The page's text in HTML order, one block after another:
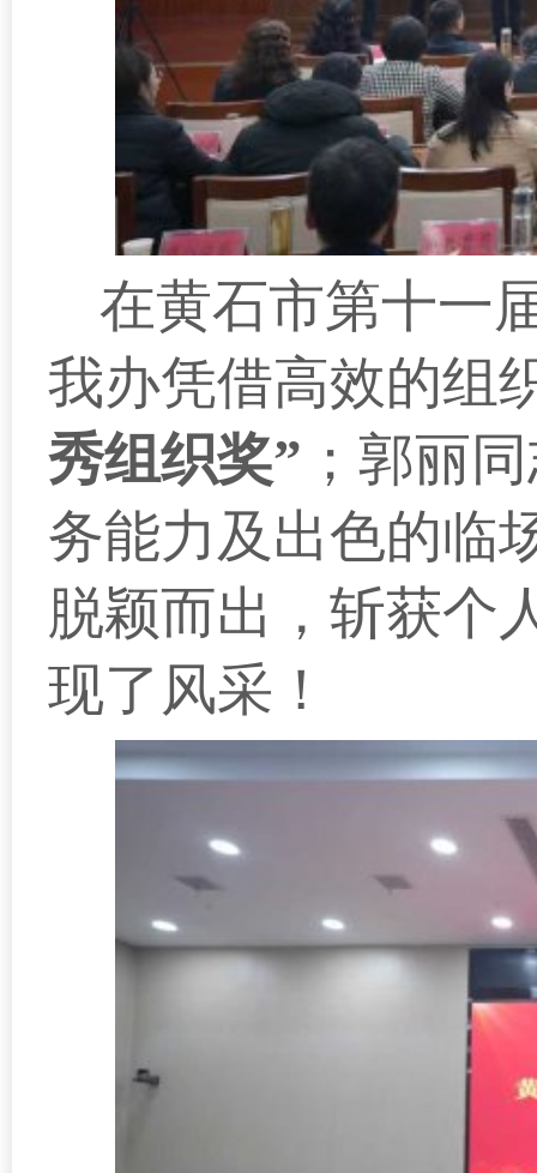
在黄石市第十一
我办凭借高效的组
秀组织奖” ；郭丽
务能力及出色的临
脱颖而出，斩获个
现了风采！